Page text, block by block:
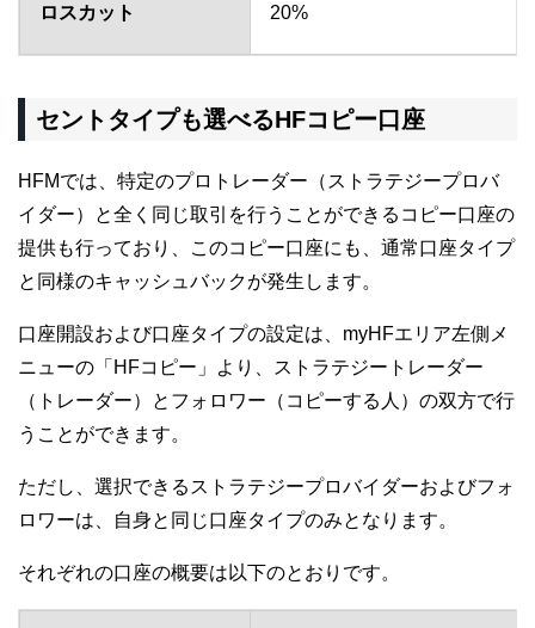
ロスカット 20%
セントタイプも選べるHFコピー口座
HFMでは、特定のプロトレーダー（ストラテジープロバ
イダー）と全く同じ取引を行うことができるコピー口座の
提供も行っており、このコピー口座にも、通常口座タイプ
と同様のキャッシュバックが発生します。
口座開設および口座タイプの設定は、myHFエリア左側メ
ニューの「HFコピー」より、ストラテジートレーダー
（トレーダー）とフォロワー（コピーする人）の双方で行
うことができます。
ただし、選択できるストラテジープロバイダーおよびフォ
ロワーは、自身と同じ口座タイプのみとなります。
それぞれの口座の概要は以下のとおりです。